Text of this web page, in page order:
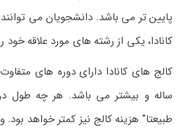
پایین تر می باشد. دانشجویان می
كانادا، یکی از رشته های مورد علاقه خود
کالج های کانادا دارای دوره های
ساله و بیشتر می باشد. هر چه طول
طبیعتا” هزینه کالج نیز کمتر خواهد